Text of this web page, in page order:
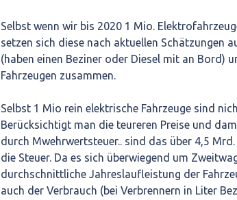
Selbst wenn wir bis 2020 1 Mio.
setzen sich diese nach aktuellen Schätzungen
(haben einen Beziner oder Diesel mit an Bord)
Fahrzeugen zusammen.
Selbst 1 Mio rein elektrische Fahrzeuge sind
Berücksichtigt man die teureren Preise und
durch Mwehrwertsteuer.. sind das über 4,5
die Steuer. Da es sich überwiegend um
durchschnittliche Jahreslaufleistung der
auch der Verbrauch (bei Verbrennern in Liter